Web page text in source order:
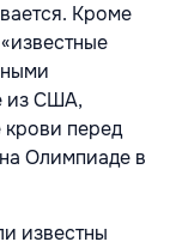
Кроме
из США,
перед
Олимпиаде в
известны